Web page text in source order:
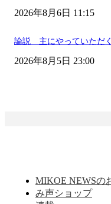
2026年8月6日 11:15
論説 主にやっていただ
2026年8月5日 23:00
MIKOE NEWSの
み声ショップ